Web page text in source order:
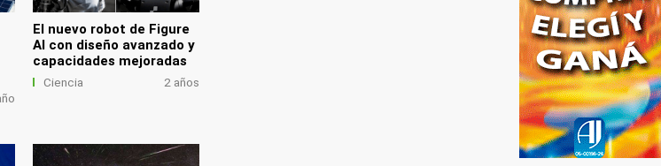
El nuevo robot de Figure
AI con diseño avanzado y
capacidades mejoradas
Ciencia 2 años